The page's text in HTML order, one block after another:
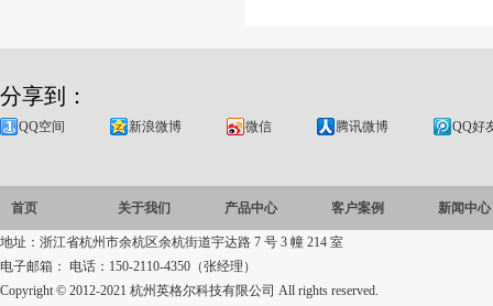
分享到：
QQ空间 新浪微博 微信 腾讯微博 QQ好
首页 关于我们 产品中心 客户案例 新闻中心
地址：浙江省杭州市余杭区余杭街道宇达路 7 号 3 幢 214 室
电子邮箱： 电话：150-2110-4350（张经理）
Copyright © 2012-2021 杭州英格尔科技有限公司 All rights reserved.